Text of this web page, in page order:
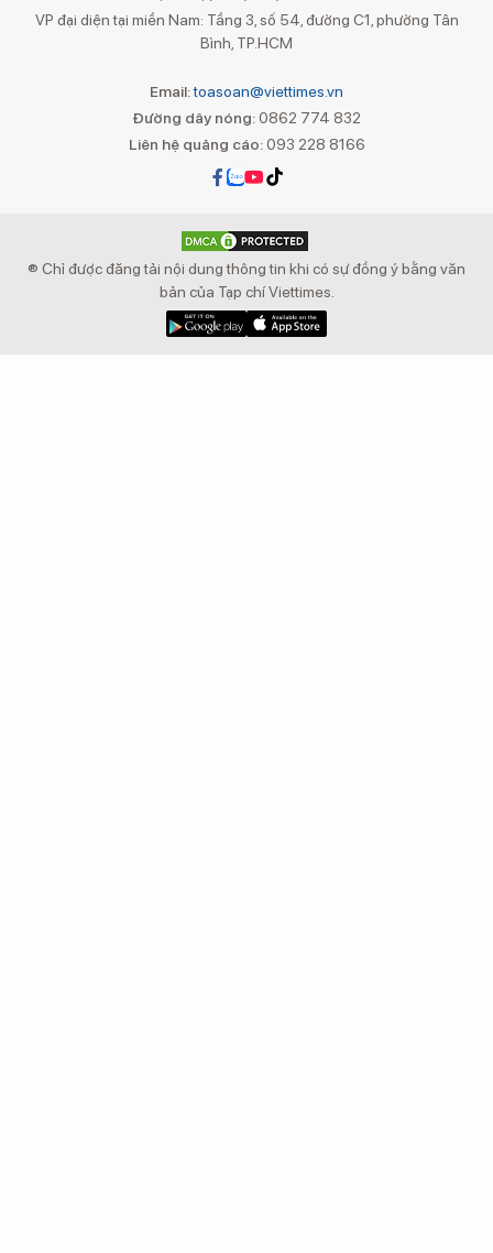
VP đại diện tại miền Nam: Tầng 3, số 54, đường C1, phường Tân
Bình, TP.HCM
Email:toasoan@viettimes.vn
Đường dây nóng: 0862 774 832
Liên hệ quảng cáo:093 228 8166
® Chỉ được đăng tải nội dung thông tin khi có sự đồng ý bằng văn
bản của Tạp chí Viettimes.